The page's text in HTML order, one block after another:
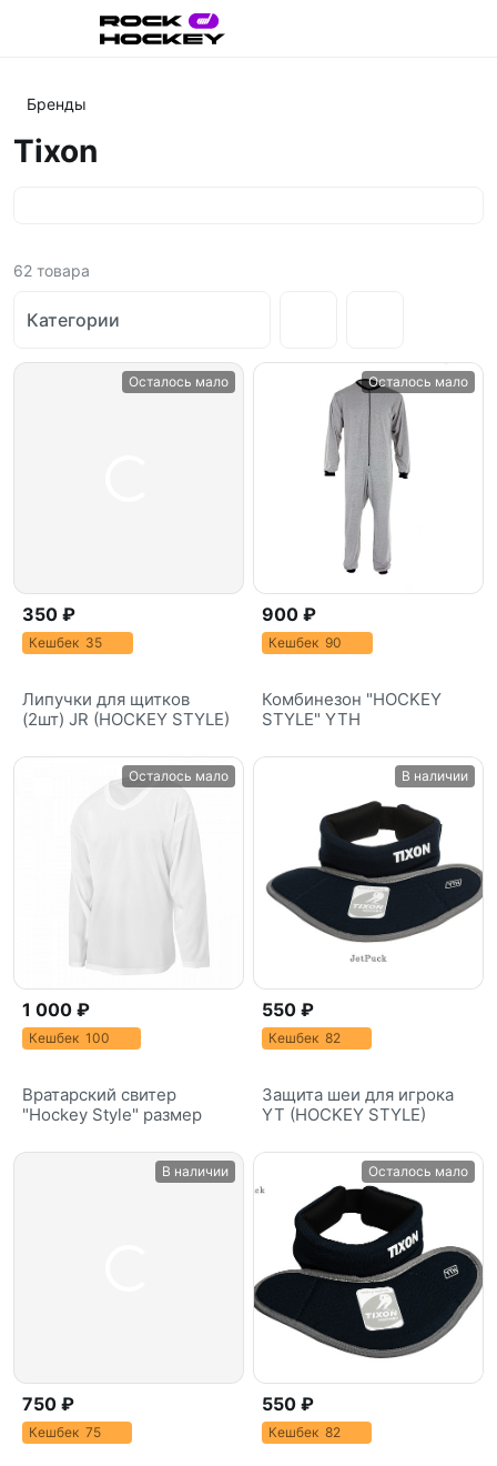
Бренды
Tixon
62 товара
Категории
Осталось мало
350 ₽
Кешбек 35
Липучки для щитков
(2шт) JR (HOCKEY STYLE)
Осталось мало
900 ₽
Кешбек 90
Комбинезон "HOCKEY
STYLE" YTH
Осталось мало
1 000 ₽
Кешбек 100
Вратарский свитер
"Hockey Style" размер
В наличии
550 ₽
Кешбек 82
Защита шеи для игрока
YT (HOCKEY STYLE)
В наличии
750 ₽
Кешбек 75
Осталось мало
550 ₽
Кешбек 82